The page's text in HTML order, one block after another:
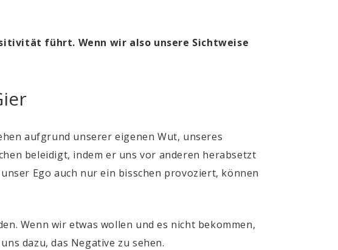
führt. Wenn wir also unsere Sichtweise
aufgrund unserer eigenen Wut, unseres
beleidigt, indem er uns vor anderen herabsetzt
Ego auch nur ein bisschen provoziert, können
Wenn wir etwas wollen und es nicht bekommen,
dazu, das Negative zu sehen.